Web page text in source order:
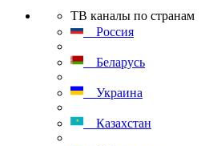
ТВ каналы по странам
Россия
Беларусь
Украина
Казахстан